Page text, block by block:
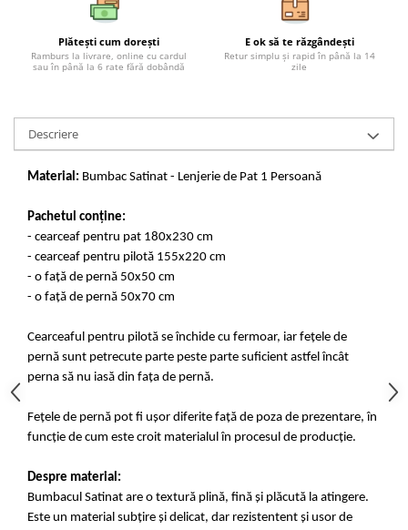
Lenjerii pentru PASTE
Set Lenjerie + Draperii Pat Dublu
Plătești cum dorești
Ramburs la livrare, online cu cardul
sau în până la 6 rate fără dobândă
E ok să te răzgândești
Retur simplu și rapid în până la 14
zile
Descriere
Material: Bumbac Satinat - Lenjerie de Pat 1 Persoană
Pachetul conține:
- cearceaf pentru pat 180x230 cm
- cearceaf pentru pilotă 155x220 cm
- o față de pernă 50x50 cm
- o față de pernă 50x70 cm
Cearceaful pentru pilotă se închide cu fermoar, iar fețele de
pernă sunt petrecute parte peste parte suficient astfel încât
perna să nu iasă din fața de pernă.
Fețele de pernă pot fi ușor diferite față de poza de prezentare, în
funcție de cum este croit materialul în procesul de producție.
Despre material:
Bumbacul Satinat are o textură plină, fină și plăcută la atingere.
Este un material subțire și delicat, dar rezistentent și usor de